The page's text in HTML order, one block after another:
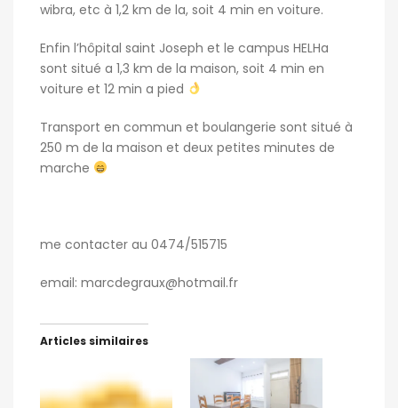
wibra, etc à 1,2 km de la, soit 4 min en voiture.
Enfin l’hôpital saint Joseph et le campus HELHa
sont situé a 1,3 km de la maison, soit 4 min en
voiture et 12 min a pied
Transport en commun et boulangerie sont situé à
250 m de la maison et deux petites minutes de
marche
me contacter au 0474/515715
email: marcdegraux@hotmail.fr
Articles similaires